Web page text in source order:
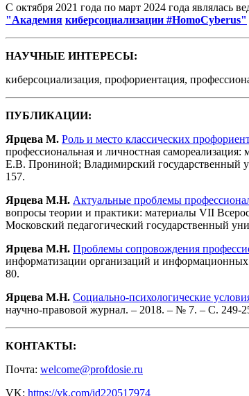
С октября 2021 года по март 2024 года являлась
"Академия киберсоциализации #HomoCyberus"
НАУЧНЫЕ ИНТЕРЕСЫ:
киберсоциализация, профориентация,
ПУБЛИКАЦИИ:
Ярцева М. Роль и место классических
профессиональная и личностная
Е.В. Прониной; Владимирский государственный
157.
Ярцева М.Н. Актуальные проблемы
вопросы теории и практики: материалы VII
Московский педагогический государственный
Ярцева М.Н. Проблемы сопровождения
информатизации организаций и информационных
80.
Ярцева М.Н. Социально-психологические
научно-правовой журнал. – 2018. – № 7. – С. 249-
КОНТАКТЫ:
Почта: welcome@profdosie.ru
VK: https://vk.com/id220517974